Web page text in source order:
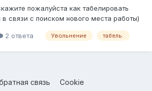
пожалуйста как табелировать
в связи с поиском нового места работы)
трудового договора по инициативе
2 ответа Увольнение табель.
связь Cookie